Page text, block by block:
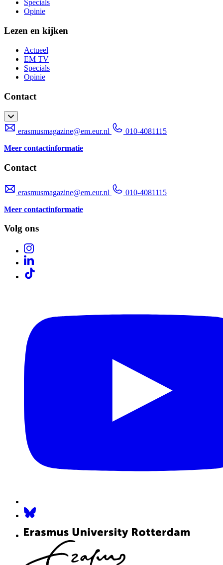
Specials
Opinie
Lezen en kijken
Actueel
EM TV
Specials
Opinie
Contact
erasmusmagazine@em.eur.nl
010-4081115
Meer contactinformatie
Contact
erasmusmagazine@em.eur.nl
010-4081115
Meer contactinformatie
Volg ons